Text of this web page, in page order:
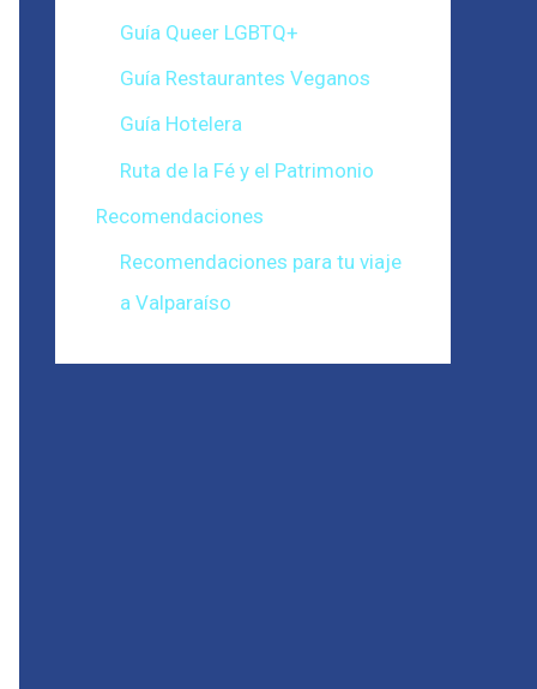
Guía Queer LGBTQ+
Guía Restaurantes Veganos
Guía Hotelera
Ruta de la Fé y el Patrimonio
Recomendaciones
Recomendaciones para tu viaje
a Valparaíso